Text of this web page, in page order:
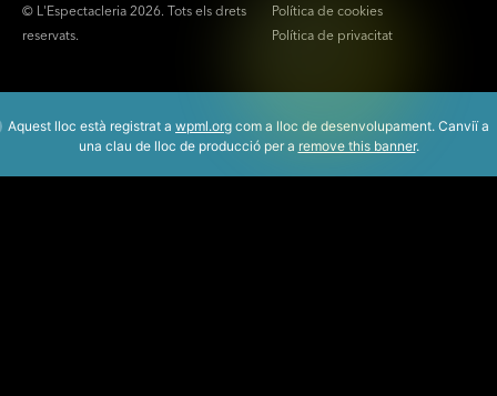
© L'Espectacleria 2026. Tots els drets
reservats.
Política de cookies
Política de privacitat
Aquest lloc està registrat a wpml.org com a lloc de desenvolupament. Canviï a
una clau de lloc de producció per a remove this banner.